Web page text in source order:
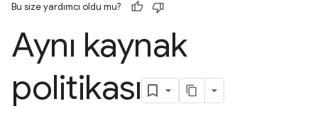
Bu size yardımcı oldu mu?
Aynı kaynak
politikası